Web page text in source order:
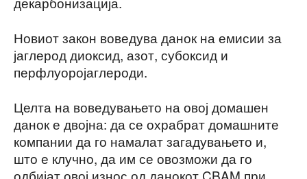
Новиот закон воведува данок на емисии за
јаглерод диоксид, азот, субоксид и
перфлуоројаглероди.
Целта на воведувањето на овој домашен
данок е двојна: да се охрабрат домашните
компании да го намалат загадувањето и,
што е клучно, да им се овозможи да го
одбијат овој износ од данокот CBAM при